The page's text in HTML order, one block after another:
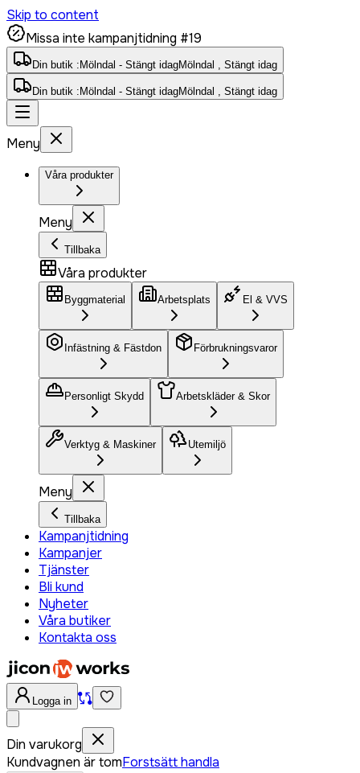
Skip to content
Missa inte kampanjtidning #19
Din butik : Mölndal - Stängt idagMölndal , Stängt idag
Din butik : Mölndal - Stängt idagMölndal , Stängt idag
Meny
Våra produkter
Meny
Tillbaka
Våra produkter
Byggmaterial Arbetsplats El & VVS
Infästning & Fästdon Förbrukningsvaror
Personligt Skydd Arbetskläder & Skor
Verktyg & Maskiner Utemiljö
Meny
Tillbaka
Kampanjtidning
Kampanjer
Tjänster
Bli kund
Nyheter
Våra butiker
Kontakta oss
Logga in
Din varukorg
Kundvagnen är tomForstsätt handla